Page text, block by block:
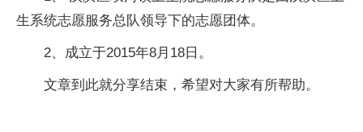
生系统志愿服务总队领导下的志愿团体。
2、成立于2015年8月18日。
文章到此就分享结束，希望对大家有所帮助。